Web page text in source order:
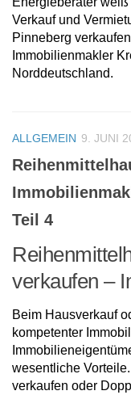
Verkauf und
Pinneberg
Immobilienmakler
Norddeutschland.
ALLGEMEIN 9. JUNI
Teil 4
verkaufen –
Beim Hausverkauf
kompetenter
wesentliche
verkaufen oder